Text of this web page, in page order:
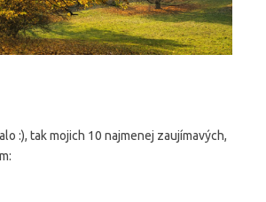
:), tak mojich 10 najmenej zaujímavých,